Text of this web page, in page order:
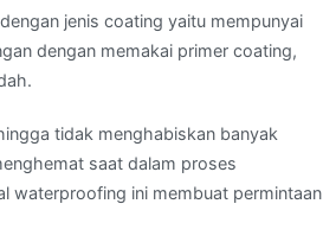
jenis coating yaitu mempunyai
dengan memakai primer coating,
tidak menghabiskan banyak
saat dalam proses
waterproofing ini membuat permintaan